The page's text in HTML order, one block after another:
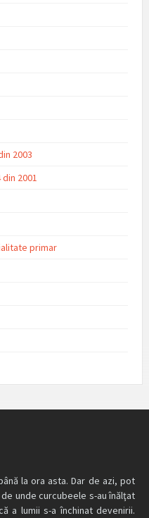
2003
2001
primar
la ora asta. Dar de azi, pot
unde curcubeele s-au înălţat
a lumii s-a închinat devenirii.